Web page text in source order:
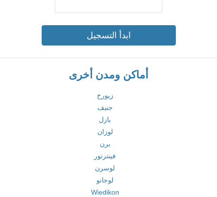
ابدأ التسجيل
أماكن ومدن أخرى
زيورخ
جنيف
بازل
لوزان
برن
فينترتور
لوسرن
لوجانو
Wiedikon